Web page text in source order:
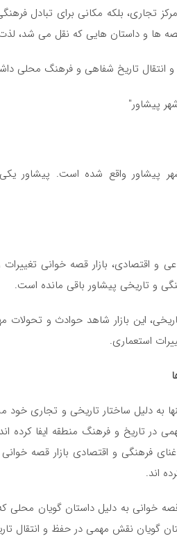
تجاری، بلکه مکانی برای تبادل
ها و داستان‌ هایی که نقل می ‌شد،
انتقال تاریخ شفاهی و فرهنگ محلی
پیشاور واقع شده است. پیشاور
و اقتصادی، بازار قصه خوانی
و تاریخی پیشاور باقی مانده است.
این بازار شاهد حوادث و تحولات
استعماری.
به دلیل ساختار تاریخی و تجاری
تاریخ و فرهنگ منطقه ایفا کرده
فرهنگی و اقتصادی بازار قصه
اند.
خوانی به دلیل داستان‌ گویان
گویان نقش مهمی در حفظ و انتقال